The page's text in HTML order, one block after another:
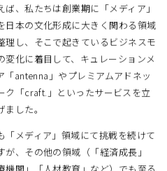
ば、私たちは創業期に「メディア」
日本の文化形成に大きく関わる領域
理し、そこで起きているビジネスモ
変化に着目して、キュレーションメ
「antenna」やプレミアムアドネッ
ク「craft.」といったサービスを立
ました。
「メディア」領域にて挑戦を続けて
が、その他の領域（「経済成長」
機関」「人材教育」など）でも至る